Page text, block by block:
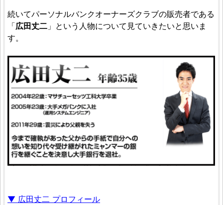
続いてパーソナルバンクオーナーズクラブの販売者である
「広田丈二 」という人物について見ていきたいと思いま
す。
▼ 広田丈二 プロフィール